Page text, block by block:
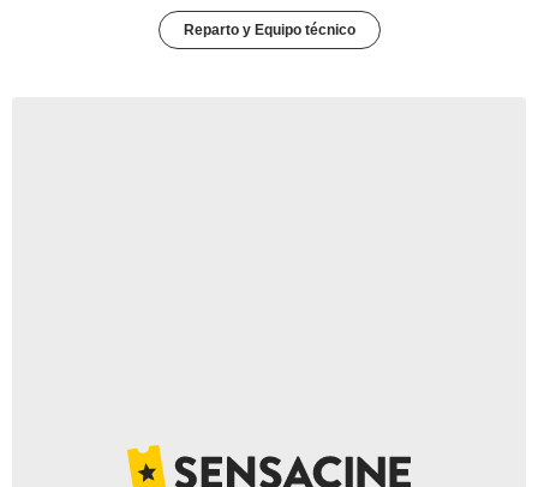
Reparto y Equipo técnico